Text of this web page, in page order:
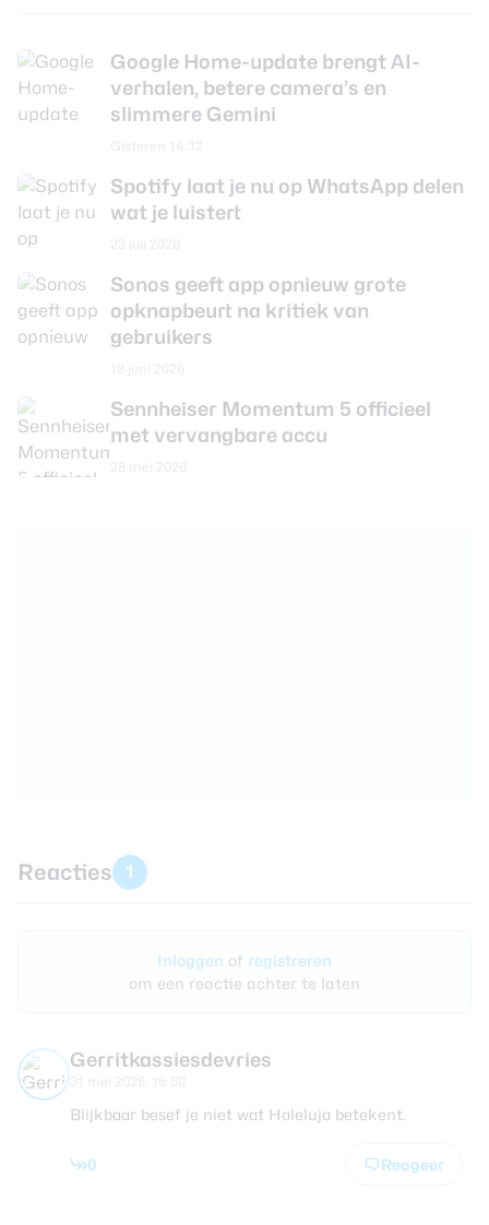
Google Home-update brengt AI-
verhalen, betere camera’s en
slimmere Gemini
Spotify laat je nu op WhatsApp delen
wat je luistert
Sonos geeft app opnieuw grote
opknapbeurt na kritiek van
gebruikers
Sennheiser Momentum 5 officieel
met vervangbare accu
Reacties 1
Inloggen of registreren
om een reactie achter te laten
Gerritkassiesdevries
Blijkbaar besef je niet wat Haleluja betekent.
0 Reageer